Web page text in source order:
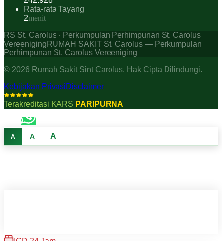
Rata-rata Tayang
2menit
RS St. Carolus · Perkumpulan Perhimpunan St. Carolus
Vereeniging RUMAH SAKIT St. Carolus — Perkumpulan
Perhimpunan St. Carolus Vereeniging
© 2026 Rumah Sakit Sint Carolus. Hak Cipta Dilindungi.
Kebijakan PrivasiDisclaimer
Terakreditasi KARS PARIPURNA
A A A